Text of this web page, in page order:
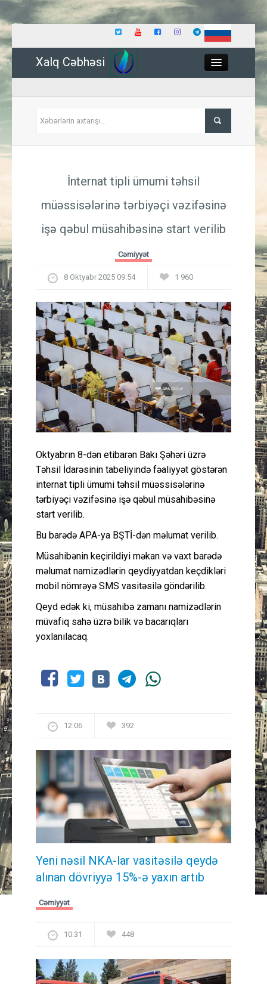
Xalq Cəbhəsi
İqtisadiyyat
Güney Azərbaycan
Mədəniyyət
Müsahibə
İdman
Layihə
Gündəm
Cəmiyyət
Peşə etikası
İnternat tipli ümumi təhsil
müəssisələrinə tərbiyəçi vəzifəsinə
işə qəbul müsahibəsinə start verilib
Cəmiyyət
8 Oktyabr 2025 09:54 1 960
Oktyabrın 8-dən etibarən Bakı Şəhəri üzrə
Təhsil İdarəsinin tabeliyində fəaliyyət göstərən
internat tipli ümumi təhsil müəssisələrinə
tərbiyəçi vəzifəsinə işə qəbul müsahibəsinə
start verilib.
Bu barədə APA-ya BŞTİ-dən məlumat verilib.
Müsahibənin keçirildiyi məkan və vaxt barədə
məlumat namizədlərin qeydiyyatdan keçdikləri
mobil nömrəyə SMS vasitəsilə göndərilib.
Qeyd edək ki, müsahibə zamanı namizədlərin
müvafiq sahə üzrə bilik və bacarıqları
yoxlanılacaq.
12:06 392
Yeni nəsil NKA-lar vasitəsilə qeydə
alınan dövriyyə 15%-ə yaxın artıb
Cəmiyyət
10:31 448